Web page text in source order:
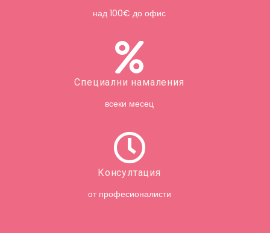
над 100€ до офис
Специални намаления
всеки месец
Консултация
от професионалисти